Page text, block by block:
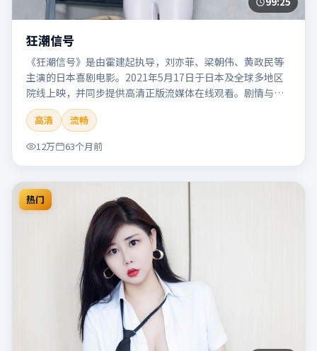
狂潮信号
《狂潮信号》是由霍建起执导，刘亦菲、梁朝伟、黄政民等
主演的日本喜剧电影。2021年5月17日于日本及全球多地区
院线上映，并同步提供高清正版流媒体在线观看。剧情与看
点：笑点自然生活化，轻松解压，适合全家或朋友一起观
看。本片适合检索「狂潮信号」「霍建起」「喜剧」「日
本」「2021」「2021-05-17上映」等关键词的影迷阅读简介
与主创信息。
高清
流畅
12万
63个月前
热门